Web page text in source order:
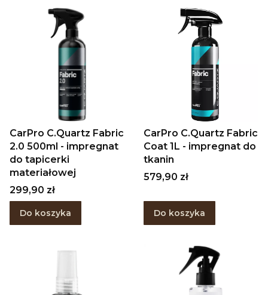
CarPro C.Quartz Fabric
2.0 500ml - impregnat
do tapicerki
materiałowej
Cena
299,90 zł
Do koszyka
CarPro C.Quartz Fabric
Coat 1L - impregnat do
tkanin
Cena
579,90 zł
Do koszyka